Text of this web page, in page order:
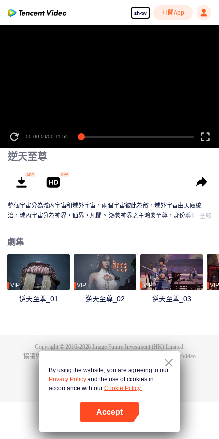
zh-tw 打開App
00:00:00/00:11:59
逆天至尊
整個宇宙分為域內宇宙和域外宇宙，兩個宇宙彼此為敵，域外宇宙由天魔統
治，域內宇宙分為神界，仙界，凡間。 鴻蒙神界之主鴻蒙至尊，身份尊貴，屬
宙入侵時，鴻蒙至尊被混沌至尊和始源至尊設計聯手殺害，並詛咒其萬世輪
迴。鴻蒙至尊親人手下被殺，家園被奪，理念被改，就連最疼愛的徒兒靈霞天
尊也背叛了他。而且在他萬世輪迴中被世世滅門，直到最後一世轉生到了譚雲
身上。 譚雲是望月鎮小貴族譚家的少爺，但鴻蒙至尊轉生之人需要受到生死刺
激才能覺醒。在婚禮中，譚雲撞見未婚妻與司徒家少爺偷情並被毆打，在將死
之時終於覺醒了鴻蒙至尊的記憶。 原先廢柴的譚雲憑藉著鴻蒙神胎，逆天改
命，擁有了神級的天賦，然後開始修煉前世的功法，快速提升修為。譚雲先是
也收穫了多位風姿卓絕的佳麗。
全部
劇集
VIP
逆天至尊_01
VIP
逆天至尊_02
VIP
逆天至尊_03
VIP
Copyright © 2016-2026Image Future Investment (HK) Limited.
協議與條款
TencentVideo
By using the website, you are agreeing to our
Privacy Policy and the use of cookies in
accordance with our Cookie Policy.
Accept